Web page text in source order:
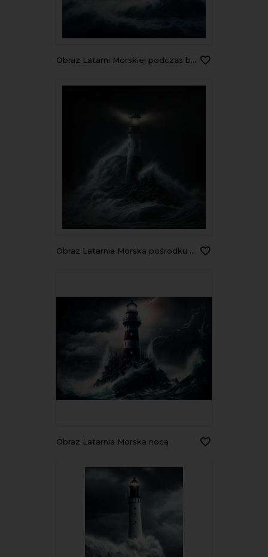
Obraz Latarni Morskiej podczas burzy
Obraz Latarnia Morska pośrodku fal oceanu
Obraz Latarnia Morska nocą